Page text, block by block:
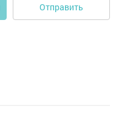
Отправить